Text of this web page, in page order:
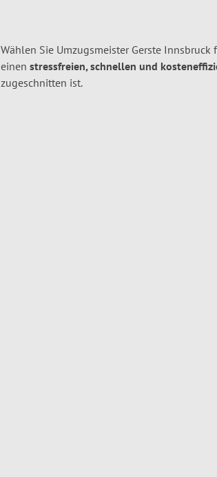
Wählen Sie Umzugsmeister Gerste
einen stressfreien, schnellen und
zugeschnitten ist.